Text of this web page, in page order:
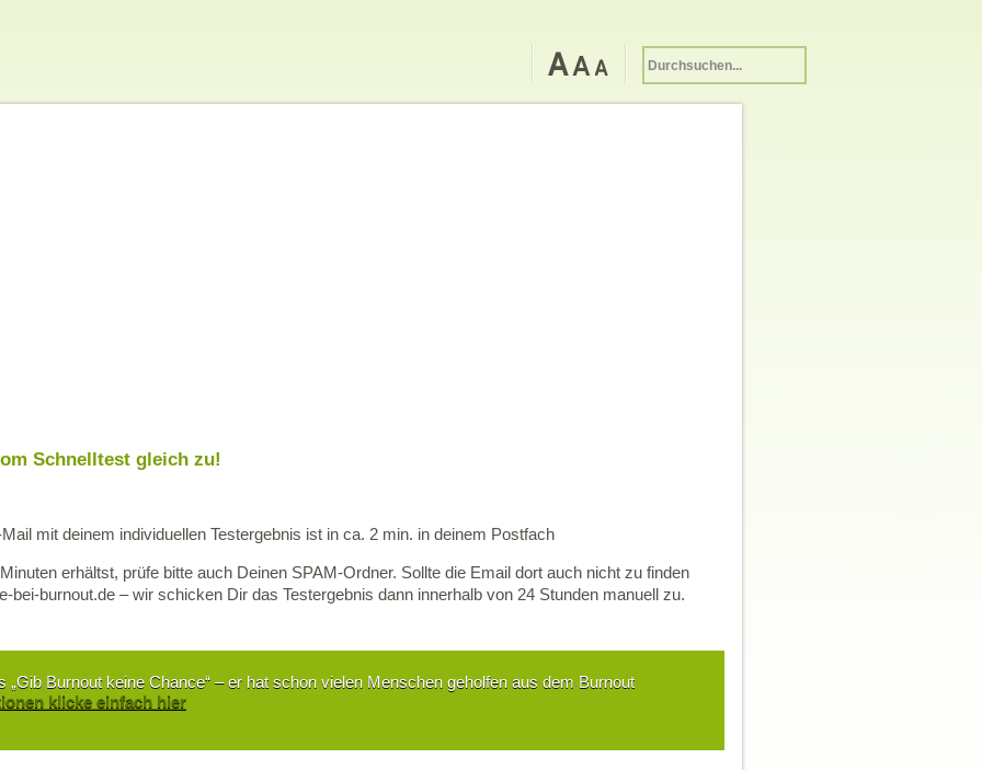
Schnelltest gleich zu!
mit deinem individuellen Testergebnis ist in ca. 2 min. in deinem Postfach
erhältst, prüfe bitte auch Deinen SPAM-Ordner. Sollte die Email dort auch nicht zu finden
bei-burnout.de – wir schicken Dir das Testergebnis dann innerhalb von 24 Stunden manuell zu.​
Burnout keine Chance“ – er hat schon vielen Menschen geholfen aus dem Burnout
klicke einfach hier